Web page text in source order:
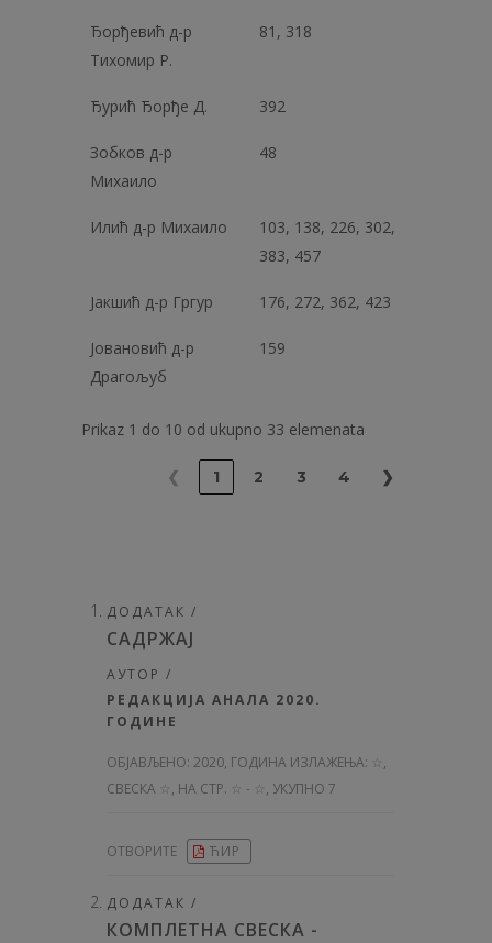
Ђорђевић д-р
Тихомир Р.
81, 318
Ђурић Ђорђе Д. 392
Зобков д-р
Михаило
48
Илић д-р Михаило
103, 138, 226, 302,
383, 457
Јакшић д-р Гргур 176, 272, 362, 423
Јовановић д-р
Драгољуб
159
Prikaz 1 do 10 od ukupno 33 elemenata
❮ 1 2 3 4 ❯
ДОДАТАК /
САДРЖАЈ
АУТОР /
РЕДАКЦИЈА АНАЛА 2020.
ГОДИНЕ
ОБЈАВЉЕНО: 2020, ГОДИНА ИЗЛАЖЕЊА: ☆ ,
СВЕСКА ☆, НА СТР. ☆ - ☆, УКУПНО 7
ОТВОРИТЕ ЋИР
ДОДАТАК /
КОМПЛЕТНА СВЕСКА -